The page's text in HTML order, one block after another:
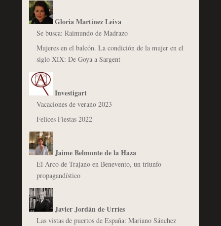
Gloria Martínez Leiva
Se busca: Raimundo de Madrazo
Mujeres en el balcón. La condición de la mujer en el
siglo XIX: De Goya a Sargent
Investigart
Vacaciones de verano 2023
Felices Fiestas 2022
Jaime Belmonte de la Haza
El Arco de Trajano en Benevento, un triunfo
propagandístico
Javier Jordán de Urríes
Las vistas de puertos de España: Mariano Sánchez